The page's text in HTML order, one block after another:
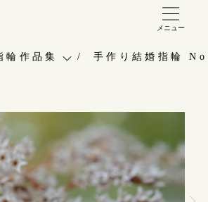
メニュー
結婚指輪・婚約指輪
輪作品集
わせ
ンタビュー
ンドメイド・手作り
手作り結婚指輪
～18:00 /年中無休
年末年始は除く